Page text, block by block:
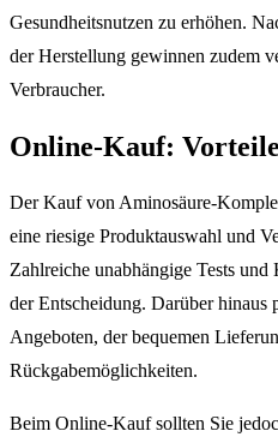
Gesundheitsnutzen zu erhöhen.
der Herstellung gewinnen zudem
Verbraucher.
Online-Kauf:
Der Kauf von Aminosäure-
eine riesige Produktauswahl und
Zahlreiche unabhängige Tests
der Entscheidung. Darüber
Angeboten, der bequemen
Rückgabemöglichkeiten.
Beim Online-Kauf sollten Sie